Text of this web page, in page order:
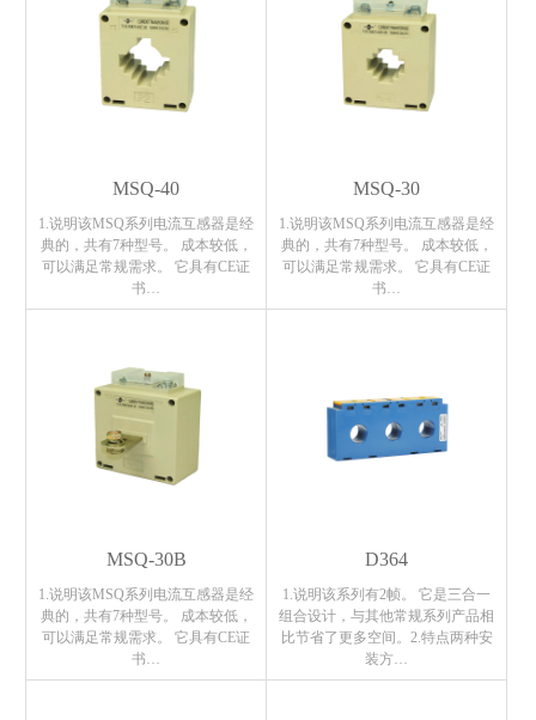
MSQ-40
1.说明该MSQ系列电流互感器是经
典的，共有7种型号。 成本较低，
可以满足常规需求。 它具有CE证
书…
MSQ-30
1.说明该MSQ系列电流互感器是经
典的，共有7种型号。 成本较低，
可以满足常规需求。 它具有CE证
书…
MSQ-30B
1.说明该MSQ系列电流互感器是经
典的，共有7种型号。 成本较低，
可以满足常规需求。 它具有CE证
书…
D364
1.说明该系列有2帧。 它是三合一
组合设计，与其他常规系列产品相
比节省了更多空间。2.特点两种安
装方…